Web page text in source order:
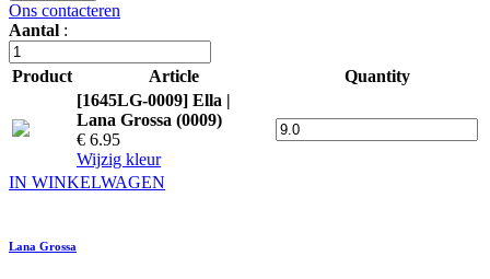
Ons contacteren
Aantal :
Product Article
Quantity
[1645LG-0009] Ella |
Lana Grossa (0009)
€ 6.95
Wijzig kleur
IN WINKELWAGEN
Lana Grossa